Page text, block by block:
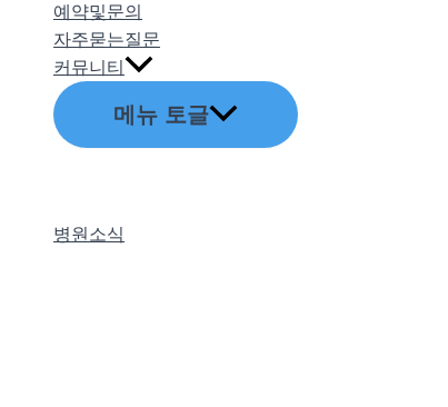
예약및문의
자주묻는질문
커뮤니티
메뉴 토글
병원소식